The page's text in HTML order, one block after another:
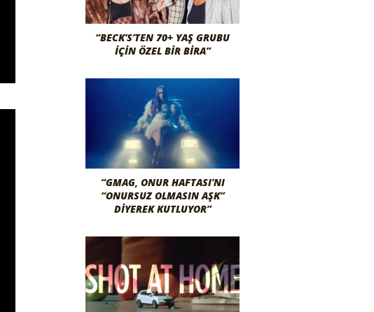
“BECK’S’TEN 70+ YAŞ GRUBU
İÇIN ÖZEL BIR BIRA”
“GMAG, ONUR HAFTASI’NI
“ONURSUZ OLMASIN AŞK”
DIYEREK KUTLUYOR”